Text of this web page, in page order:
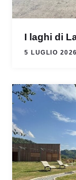
I laghi di
5 LUGLIO 2026